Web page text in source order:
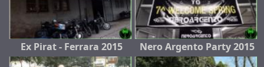
Ex Pirat - Ferrara 2015 Nero Argento Party 2015